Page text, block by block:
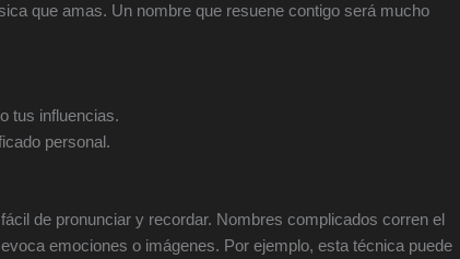
que amas. Un nombre que resuene contigo será mucho
tus influencias.
personal.
de pronunciar y recordar. Nombres complicados corren el
emociones o imágenes. Por ejemplo, esta técnica puede